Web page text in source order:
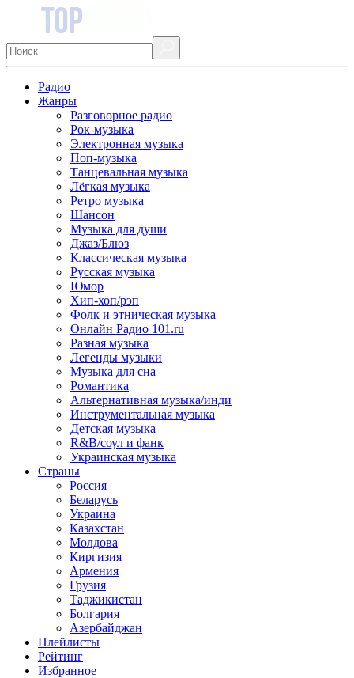
Радио
Жанры
Разговорное радио
Рок-музыка
Электронная музыка
Поп-музыка
Танцевальная музыка
Лёгкая музыка
Ретро музыка
Шансон
Музыка для души
Джаз/Блюз
Классическая музыка
Русская музыка
Юмор
Хип-хоп/рэп
Фолк и этническая музыка
Онлайн Радио 101.ru
Разная музыка
Легенды музыки
Музыка для сна
Романтика
Альтернативная музыка/инди
Инструментальная музыка
Детская музыка
R&B/cоул и фанк
Украинская музыка
Страны
Россия
Беларусь
Украина
Казахстан
Молдова
Киргизия
Армения
Грузия
Таджикистан
Болгария
Азербайджан
Плейлисты
Рейтинг
Избранное